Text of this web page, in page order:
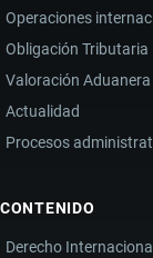
Operaciones
Obligación Tributaria
Valoración Aduanera
Actualidad
Procesos
CONTENIDO
Derecho Internacional